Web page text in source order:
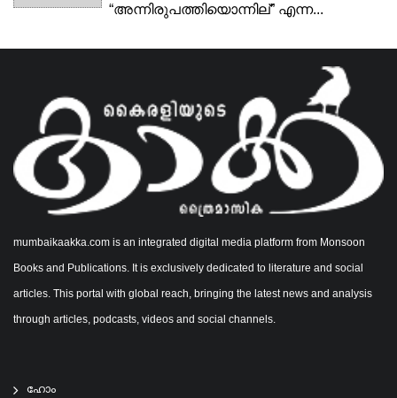
“അന്നിരുപത്തിയൊന്നില്” എന്ന...
mumbaikaakka.com is an integrated digital media platform from Monsoon
Books and Publications. It is exclusively dedicated to literature and social
articles. This portal with global reach, bringing the latest news and analysis
through articles, podcasts, videos and social channels.
ഹോം